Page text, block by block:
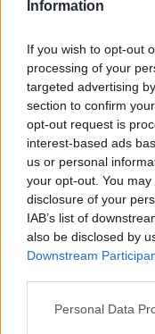
Information
If you wish to opt-out
processing of your
targeted advertising
section to confirm
opt-out request is
interest-based ads
us or personal
your opt-out. You
disclosure of your
IAB’s list of
also be disclosed by
Downstream
Personal Data
está tan bien
mete canastas.
Trent llevan la
estoy seguro de que